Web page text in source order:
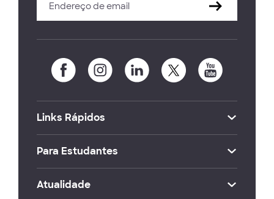
Links Rápidos
Para Estudantes
Atualidade